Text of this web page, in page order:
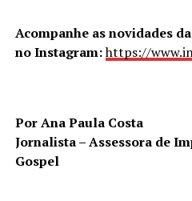
Acompanhe as novidades
no Instagram:https://
Por Ana Paula Costa
Jornalista – Assessora de
Gospel